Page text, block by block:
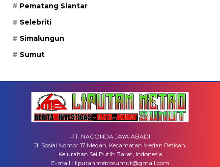
Pematang Siantar
Selebriti
Simalungun
Sumut
PT. NACONDA JAYA ABADI
Jl. Sosial Nomor 17 Medan, Kecamatan Medan Petisah,
Kelurahan Sei Putih Barat, Indonesia
E-mail : liputanmetrosumut@gmail.com